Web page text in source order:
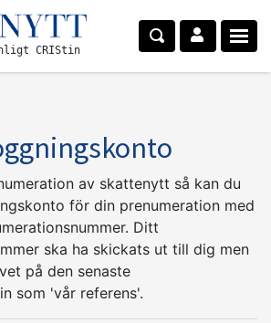
CRIStin
av skattenytt så kan du
för din prenumeration med
Ditt
ska ha skickats ut till dig men
på den senaste
som 'vår referens'.